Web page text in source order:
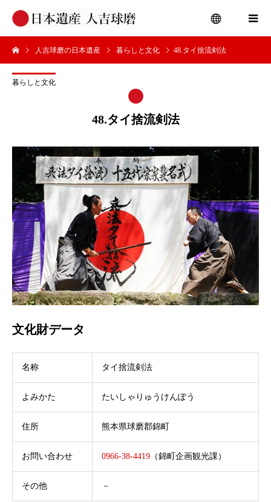
人吉球磨の日本遺産 暮らしと文化 48.タイ捨流剣法
暮らしと文化
48.タイ捨流剣法
文化財データ
名称 タイ捨流剣法
よみかた たいしゃりゅうけんぽう
住所 熊本県球磨郡錦町
お問い合わせ 0966-38-4419 （錦町企画観光課）
その他 －